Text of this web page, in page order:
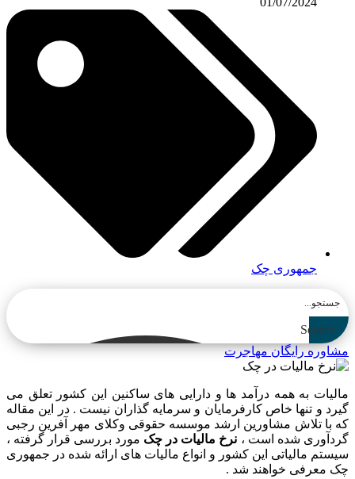
جمهوری چک
Search
مشاوره رایگان مهاجرت
مالیات به همه درآمد ها و دارایی های ساکنین این کشور تعلق می
گیرد و تنها خاص کارفرمایان و سرمایه گذاران نیست . در این مقاله
که با تلاش مشاورین ارشد موسسه حقوقی وکلای مهر آفرین رجبی
گردآوری شده است ، نرخ مالیات در چک مورد بررسی قرار گرفته ،
سیستم مالیاتی این کشور و انواع مالیات های ارائه شده در جمهوری
چک معرفی خواهند شد .